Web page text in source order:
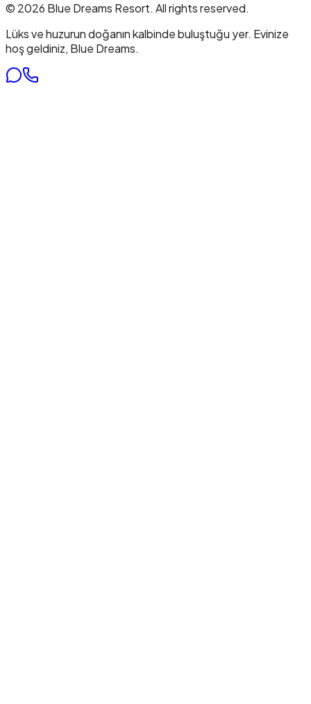
© 2026 Blue Dreams Resort. All rights reserved.
Lüks ve huzurun doğanın kalbinde buluştuğu yer. Evinize
hoş geldiniz, Blue Dreams.